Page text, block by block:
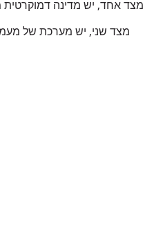
מצד אחד, יש מדינה דמוקרטית
מצד שני, יש מערכת של מעמד